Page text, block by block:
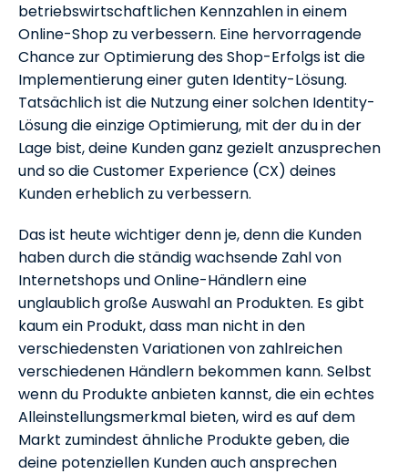
betriebswirtschaftlichen Kennzahlen in einem
Online-Shop zu verbessern. Eine hervorragende
Chance zur Optimierung des Shop-Erfolgs ist die
Implementierung einer guten Identity-Lösung.
Tatsächlich ist die Nutzung einer solchen Identity-
Lösung die einzige Optimierung, mit der du in der
Lage bist, deine Kunden ganz gezielt anzusprechen
und so die Customer Experience (CX) deines
Kunden erheblich zu verbessern.
Das ist heute wichtiger denn je, denn die Kunden
haben durch die ständig wachsende Zahl von
Internetshops und Online-Händlern eine
unglaublich große Auswahl an Produkten. Es gibt
kaum ein Produkt, dass man nicht in den
verschiedensten Variationen von zahlreichen
verschiedenen Händlern bekommen kann. Selbst
wenn du Produkte anbieten kannst, die ein echtes
Alleinstellungsmerkmal bieten, wird es auf dem
Markt zumindest ähnliche Produkte geben, die
deine potenziellen Kunden auch ansprechen